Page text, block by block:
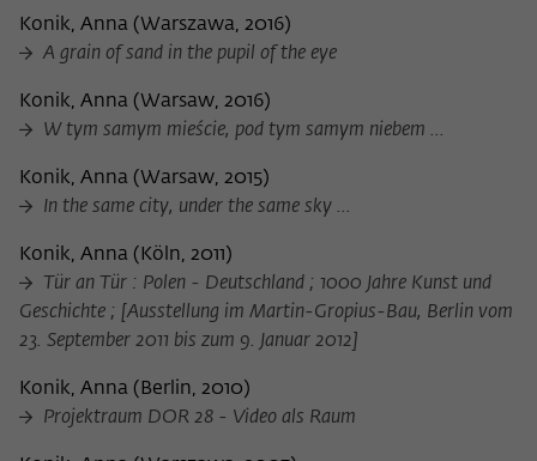
Konik, Anna (Warszawa, 2016)
A grain of sand in the pupil of the eye
Konik, Anna (Warsaw, 2016)
W tym samym mieście, pod tym samym niebem ...
Konik, Anna (Warsaw, 2015)
In the same city, under the same sky ...
Konik, Anna (Köln, 2011)
Tür an Tür : Polen - Deutschland ; 1000 Jahre Kunst und
Geschichte ; [Ausstellung im Martin-Gropius-Bau, Berlin vom
23. September 2011 bis zum 9. Januar 2012]
Konik, Anna (Berlin, 2010)
Projektraum DOR 28 - Video als Raum